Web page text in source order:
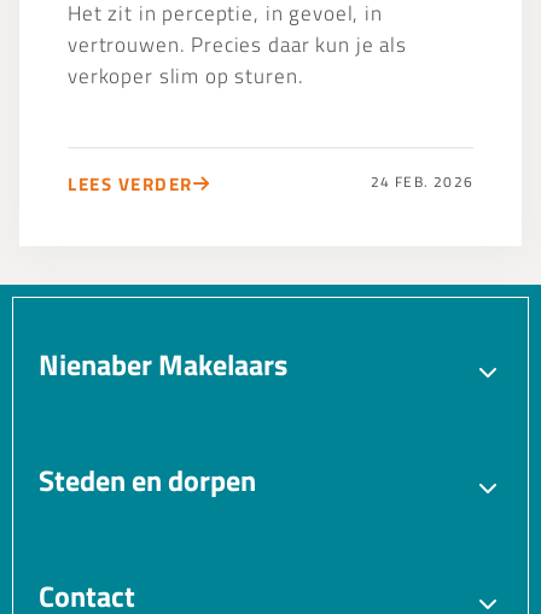
Het zit in perceptie, in gevoel, in
vertrouwen. Precies daar kun je als
verkoper slim op sturen.
LEES VERDER 24 FEB. 2026
Nienaber Makelaars
Verhuren
Steden en dorpen
Hilversum
Contact